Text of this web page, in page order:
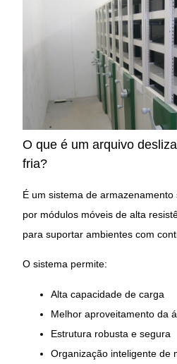
O que é um arquivo
fria?
É um sistema de
por módulos móveis de alta
para suportar ambientes com
O sistema permite:
Alta capacidade de carga
Melhor aproveitamento da
Estrutura robusta e segura
Organização inteligente de